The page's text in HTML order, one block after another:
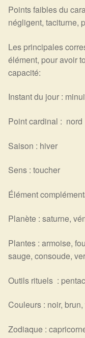
Points faibles du
négligent, taciturne,
Les principales
élément, pour avoir
capacité:
Instant du jour :
Point cardinal : nord
Saison : hiver
Sens : toucher
Élément
Planète : saturne,
Plantes : armoise,
sauge, consoude,
Outils rituels :
Couleurs : noir,
Zodiaque :